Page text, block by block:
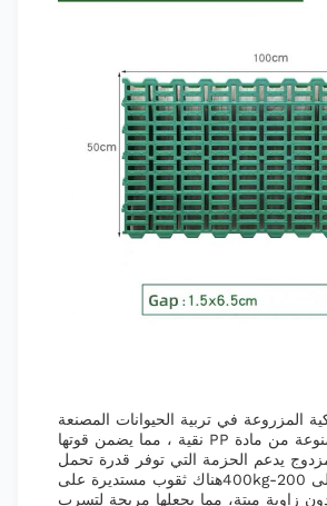
المزروعة في تربية الحيوانات المصنعة
من قبلنا مصنوعة من مادة PP نقية ، مما يضمن قوتها
يدعم الحزمة التي توفر قدرة تحمل
قوية تصل إلى 200-400kgهناك ثقوب مستديرة على
زاوية ميتة، مما يجعلها مريحة لتسرب